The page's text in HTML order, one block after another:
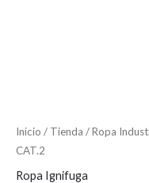
Inicio / Tienda /Ropa
CAT.2
Ropa Ignifuga